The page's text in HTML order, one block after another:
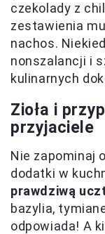
czekolady z
zestawienia
nachos.
nonszalancji i
kulinarnych
Zioła i
przyjaciele
Nie zapominaj
dodatki w
prawdziwą
bazylia,
odpowiada! A